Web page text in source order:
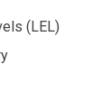
(LEL)